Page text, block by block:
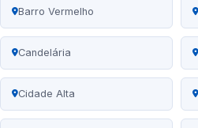
Barro Vermelho
Candelária
Cidade Alta